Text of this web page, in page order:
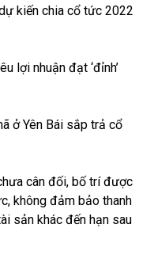
kiến chia cổ tức 2022
lợi nhuận đạt ‘đỉnh’
ở Yên Bái sắp trả cổ
cân đối, bố trí được
không đảm bảo thanh
sản khác đến hạn sau